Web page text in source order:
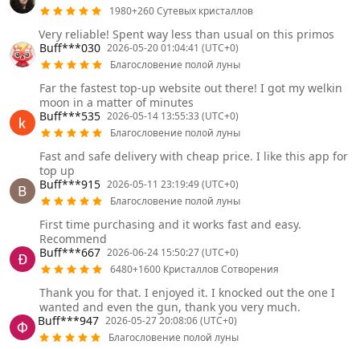
1980+260 Сутевых кристаллов
Very reliable! Spent way less than usual on this primos
Buff***030 2026-05-20 01:04:41 (UTC+0)
Благословение полой луны
Far the fastest top-up website out there! I got my welkin
moon in a matter of minutes
Buff***535 2026-05-14 13:55:33 (UTC+0)
Благословение полой луны
Fast and safe delivery with cheap price. I like this app for
top up
Buff***915 2026-05-11 23:19:49 (UTC+0)
Благословение полой луны
First time purchasing and it works fast and easy.
Recommend
Buff***667 2026-06-24 15:50:27 (UTC+0)
6480+1600 Кристаллов Сотворения
Thank you for that. I enjoyed it. I knocked out the one I
wanted and even the gun, thank you very much.
Buff***947 2026-05-27 20:08:06 (UTC+0)
Благословение полой луны